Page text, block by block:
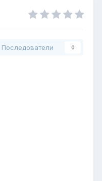
Последователи 0